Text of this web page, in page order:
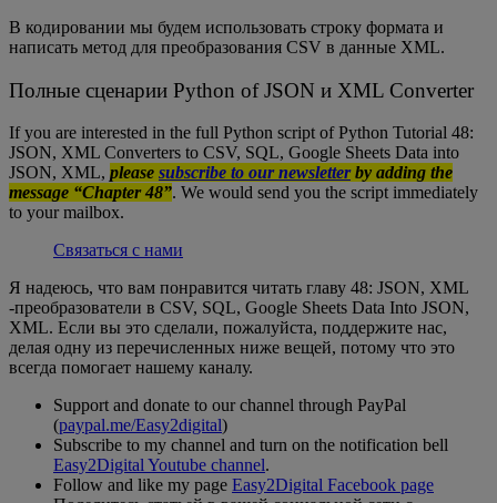
В кодировании мы будем использовать строку формата и
написать метод для преобразования CSV в данные XML.
Полные сценарии Python of JSON и XML Converter
If you are interested in the full Python script of Python Tutorial 48:
JSON, XML Converters to CSV, SQL, Google Sheets Data into
JSON, XML, please subscribe to our newsletterby adding the
message “Chapter 48”. We would send you the script immediately
to your mailbox.
Связаться с нами
Я надеюсь, что вам понравится читать главу 48: JSON, XML
-преобразователи в CSV, SQL, Google Sheets Data Into JSON,
XML. Если вы это сделали, пожалуйста, поддержите нас,
делая одну из перечисленных ниже вещей, потому что это
всегда помогает нашему каналу.
Support and donate to our channel through PayPal
(paypal.me/Easy2digital)
Subscribe to my channel and turn on the notification bell
Easy2Digital Youtube channel.
Follow and like my page Easy2Digital Facebook page